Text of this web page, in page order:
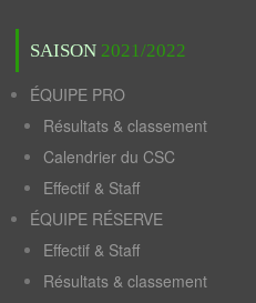
SAISON 2021/2022
ÉQUIPE PRO
Résultats & classement
Calendrier du CSC
Effectif & Staff
ÉQUIPE RÉSERVE
Effectif & Staff
Résultats & classement